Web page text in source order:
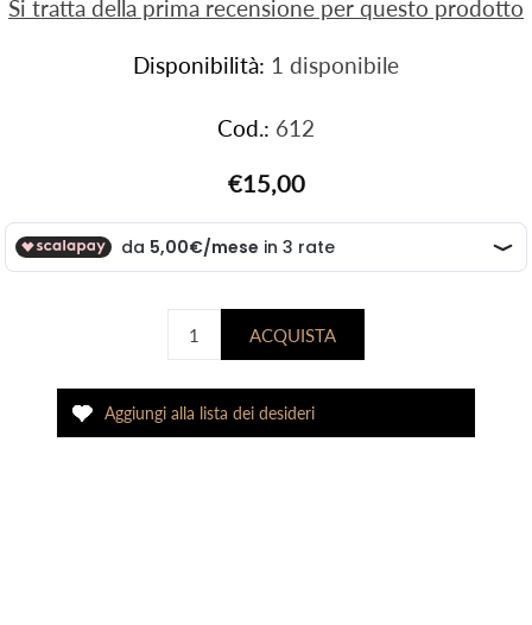
Si tratta della prima recensione per questo prodotto
Disponibilità: 1 disponibile
Cod.: 612
€15,00